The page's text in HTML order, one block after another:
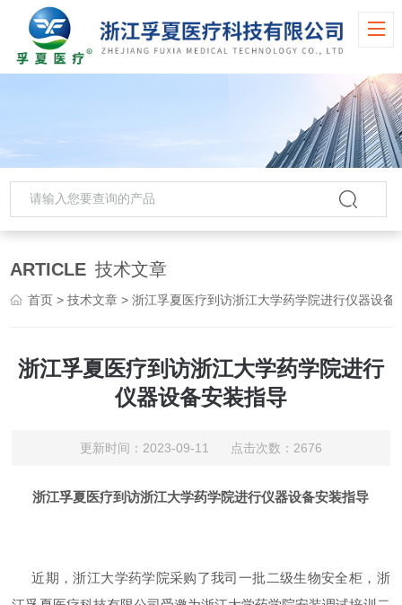
ARTICLE 技术文章
首页 >技术文章 > 浙江孚夏医疗到访浙江大学药学院进行仪器设备安装指导
浙江孚夏医疗到访浙江大学药学院进行
仪器设备安装指导
更新时间：2023-09-11 点击次数：2676
浙江孚夏医疗到访浙江大学药学院进行仪器设备安装指导
近期，浙江大学药学院采购了我司一批二级生物安全柜，浙